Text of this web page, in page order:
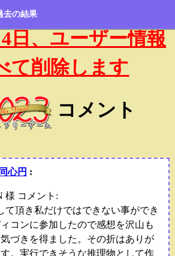
去の結果
日、ユーザー情報
て削除します
コメント
心円 :
様 コメント:
て頂き私だけではできない事ができ
コンに参加したので感想を沢山も
づきを得ました。その折はありが
。実行できそうな推理物として作